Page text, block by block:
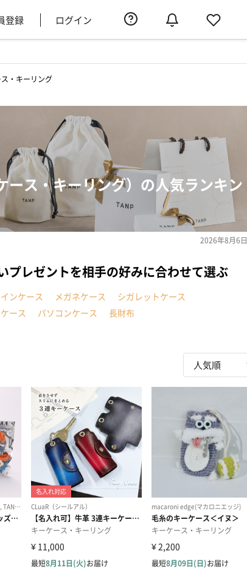
登録 ログイン
・キーリング
ース・キーリング）の人気ランキン
2026年8月6日
プレゼントを相手の好みに合わせて選ぶ
ンケース メガネケース
シガレットケース
ース パソコンケース 長財布